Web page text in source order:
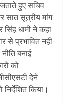
हुए सचिव
सात सूत्रीय मांग
सिंह धामी ने कहा
से प्रभावित नहीं
बनाई
को
देने
किया।